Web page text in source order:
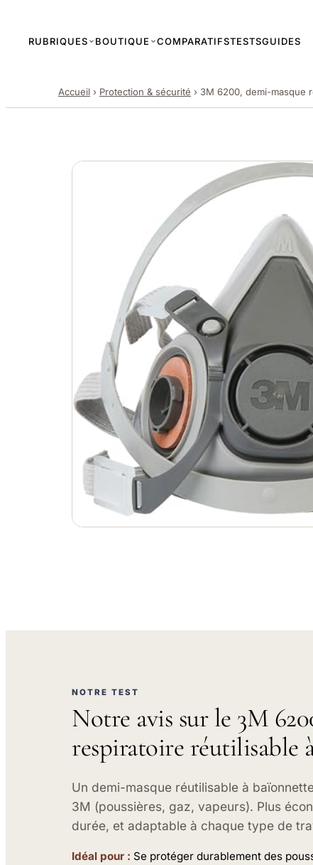
RUBRIQUES BOUTIQUE COMPARATIFSTESTSGUIDES
Accueil › Protection & sécurité › 3M 6200, demi-masque
NOTRE TEST
Notre avis sur le 3M
respiratoire réutilisable
Un demi-masque réutilisable à
3M (poussières, gaz, vapeurs). Plus
durée, et adaptable à chaque type de
Idéal pour : Se protéger durablement des